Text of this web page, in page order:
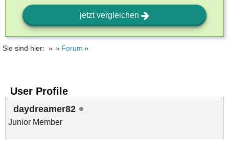
jetzt vergleichen
Sie sind hier: Forum
User Profile
daydreamer82
Junior Member